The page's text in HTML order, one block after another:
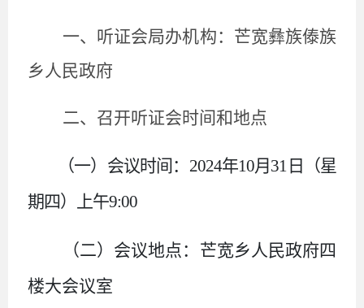
一、听证会局办机构：芒宽彝族傣族
乡人民政府
二、召开听证会时间和地点
（一）会议时间： 2024年10月 31 日（星
期四）上午9:00
（二）会议地点：芒宽乡人民政府四
楼大会议室